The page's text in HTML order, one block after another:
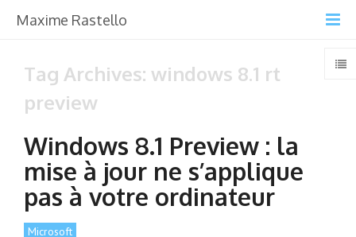
Maxime Rastello
Tag Archives: windows 8.1 rt
preview
Windows 8.1 Preview : la
mise à jour ne s’applique
pas à votre ordinateur
Microsoft